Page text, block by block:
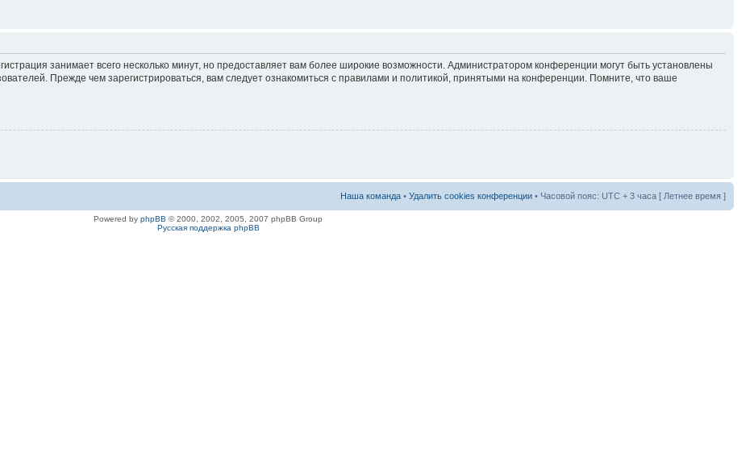
занимает всего несколько минут, но предоставляет вам более широкие возможности. Администратором конференции могут быть установлены
Прежде чем зарегистрироваться, вам следует ознакомиться с правилами и политикой, принятыми на конференции. Помните, что ваше
Наша команда • Удалить cookies конференции • Часовой пояс: UTC + 3 часа [ Летнее время ]
Powered by phpBB © 2000, 2002, 2005, 2007 phpBB Group
Русская поддержка phpBB